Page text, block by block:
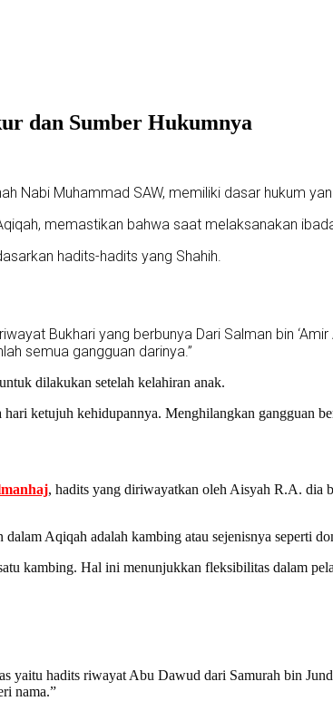
dan Sumber Hukumnya
Nabi Muhammad SAW, memiliki dasar hukum
memastikan bahwa saat melaksanakan
hadits-hadits yang Shahih.
Bukhari yang berbunya Dari Salman bin
semua gangguan darinya.”
dilakukan setelah kelahiran anak.
ketujuh kehidupannya. Menghilangkan gangguan
, hadits yang diriwayatkan oleh Aisyah R.A. dia
Aqiqah adalah kambing atau sejenisnya seperti
kambing. Hal ini menunjukkan fleksibilitas dalam
yaitu hadits riwayat Abu Dawud dari Samurah bin
nama.”